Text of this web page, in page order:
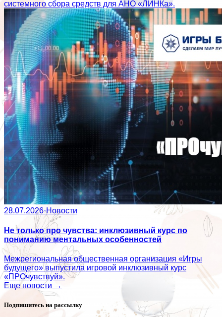
системного сбора средств для АНО «ЛИНКа».
28.07.2026·Новости
Не только про чувства: инклюзивный курс по
пониманию ментальных особенностей
Межрегиональная общественная организация «Игры
будущего» выпустила игровой инклюзивный курс
«ПРОчувствуй».
Еще новости →
Подпишитесь на рассылку